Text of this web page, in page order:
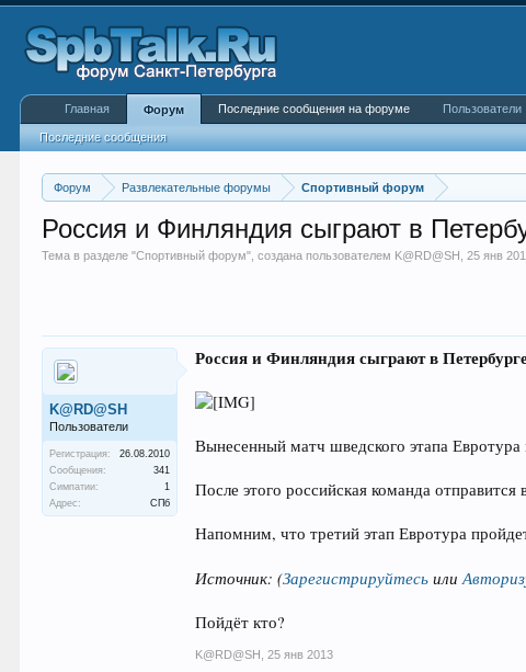
Форум Развлекательные форумы Спортивный форум
Россия и Финляндия сыграют в
Тема в разделе "Спортивный форум", создана пользователем K@RD@SH ,25 янв
K@RD@SH
Пользователи
Регистрация:
26.08.2010
Сообщения:
341
Симпатии:
1
Адрес:
СПб
Россия и Финляндия сыграют в
Вынесенный матч шведского этапа
После этого российская команда
Напомним, что третий этап Евротура
Источник:(Зарегистрируйтесь или
Пойдёт кто?
K@RD@SH 25 янв 2013
Главная Форум
Последние сообщения
Последние сообщения на форуме Пользователи